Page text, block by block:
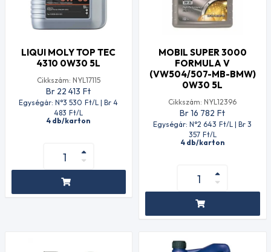
LIQUI MOLY TOP TEC
4310 0W30 5L
Cikkszám: NYL17115
Br 22 413 Ft
Egységár: N°3 530 Ft/L | Br 4
483 Ft/L
4 db/karton
MOBIL SUPER 3000
FORMULA V
(VW504/507-MB-BMW)
0W30 5L
Cikkszám: NYL12396
Br 16 782 Ft
Egységár: N°2 643 Ft/L | Br 3
357 Ft/L
4 db/karton